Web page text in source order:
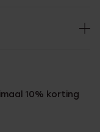
10% korting